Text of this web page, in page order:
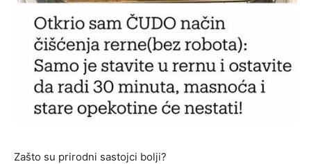
Zašto su prirodni sastojci bolji?